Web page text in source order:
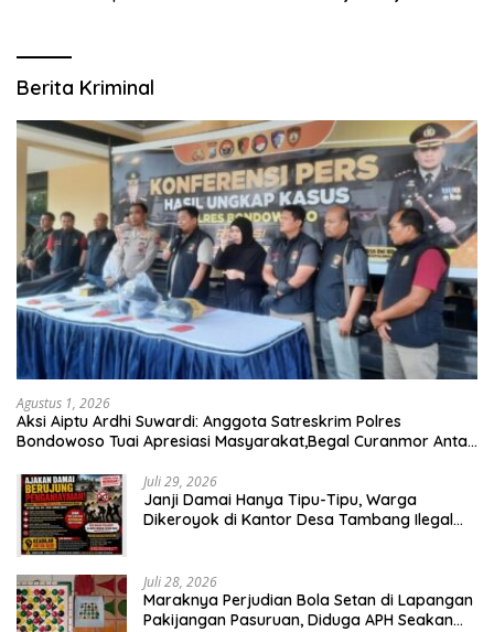
Berita Kriminal
Agustus 1, 2026
Aksi Aiptu Ardhi Suwardi: Anggota Satreskrim Polres
Bondowoso Tuai Apresiasi Masyarakat,Begal Curanmor Antar
Juli 29, 2026
Janji Damai Hanya Tipu-Tipu, Warga
Dikeroyok di Kantor Desa Tambang Ilegal
Juli 28, 2026
Maraknya Perjudian Bola Setan di Lapangan
Pakijangan Pasuruan, Diduga APH Seakan